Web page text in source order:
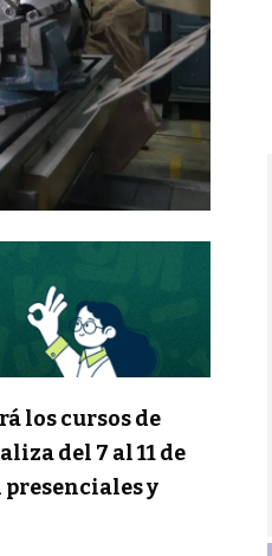
los cursos de
del 7 al 11 de
y